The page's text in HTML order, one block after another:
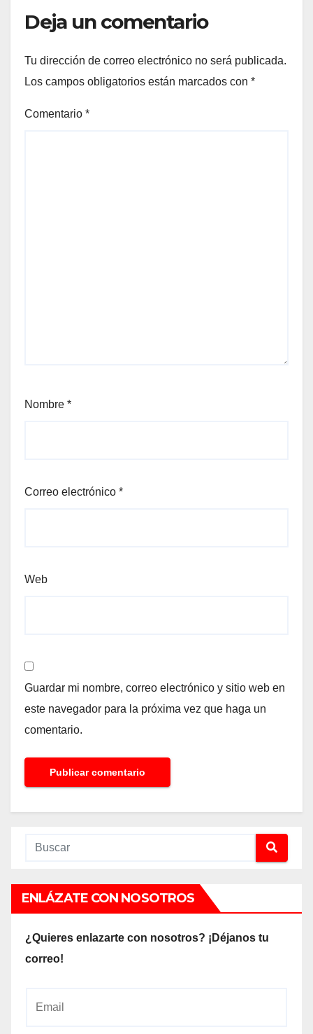
Deja un comentario
Tu dirección de correo electrónico no será publicada.
Los campos obligatorios están marcados con *
Comentario *
Nombre *
Correo electrónico *
Web
Guardar mi nombre, correo electrónico y sitio web en
este navegador para la próxima vez que haga un
comentario.
ENLÁZATE CON NOSOTROS
¿Quieres enlazarte con nosotros? ¡Déjanos tu
correo!